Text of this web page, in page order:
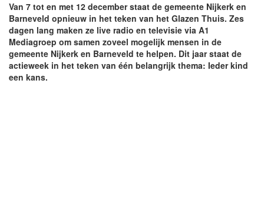
Van 7 tot en met 12 december staat de gemeente Nijkerk en
Barneveld opnieuw in het teken van het Glazen Thuis. Zes
dagen lang maken ze live radio en televisie via A1
Mediagroep om samen zoveel mogelijk mensen in de
gemeente Nijkerk en Barneveld te helpen. Dit jaar staat de
actieweek in het teken van één belangrijk thema: Ieder kind
een kans.